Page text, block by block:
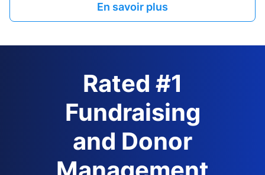
En savoir plus
Rated #1
Fundraising
and Donor